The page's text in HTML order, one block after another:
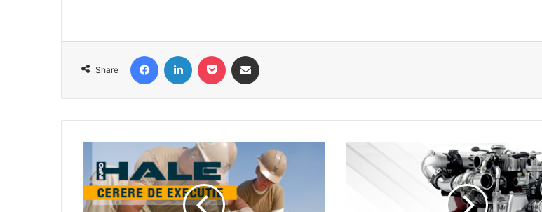
Share
FacebookLinkedIn Pocket
cerere
pentru
executie
la
Nou:
Piese